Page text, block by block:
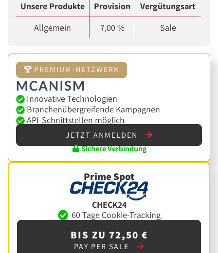
Unsere Produkte Provision
Vergütungsart
Allgemein
7,00 % Sale
PREMIUM-NETZWERK
Innovative Technologien
Branchenübergreifende Kampagnen
API-Schnittstellen möglich
JETZT ANMELDEN
Sichere Verbindung
Prime Spot
CHECK24
60 Tage Cookie-Tracking
BIS ZU 72,50 €
PAY PER SALE